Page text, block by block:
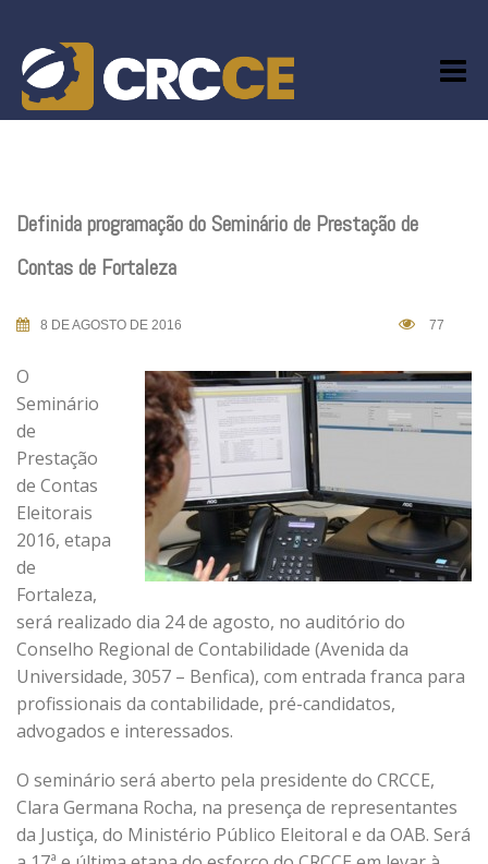
content
Definida programação do Seminário de Prestação de
Contas de Fortaleza
8 DE AGOSTO DE 2016 77
O
Seminário
de
Prestação
de Contas
Eleitorais
2016, etapa
de
Fortaleza,
será realizado dia 24 de agosto, no auditório do
Conselho Regional de Contabilidade (Avenida da
Universidade, 3057 – Benfica), com entrada franca para
profissionais da contabilidade, pré-candidatos,
advogados e interessados.
O seminário será aberto pela presidente do CRCCE,
Clara Germana Rocha, na presença de representantes
da Justiça, do Ministério Público Eleitoral e da OAB. Será